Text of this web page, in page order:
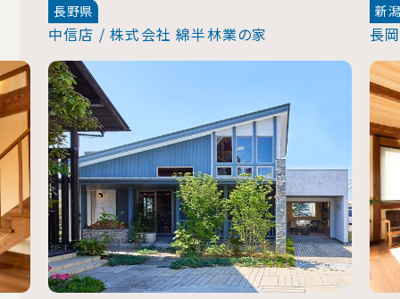
新潟県
長岡店 / 株式会社 綿半林業の家
長